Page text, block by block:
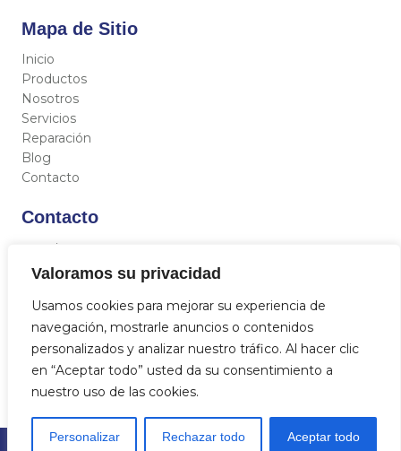
Valoramos su privacidad
Usamos cookies para mejorar su experiencia de
navegación, mostrarle anuncios o contenidos
personalizados y analizar nuestro tráfico. Al hacer clic
en “Aceptar todo” usted da su consentimiento a
nuestro uso de las cookies.
Personalizar Rechazar todo Aceptar todo
Mapa de Sitio
Inicio
Productos
Nosotros
Servicios
Reparación
Blog
Contacto
Contacto
C/ Miguel Hernández 12, 46717 - La Font d’En Carròs
(Valencia)
684 712 329
info@aquasat.es